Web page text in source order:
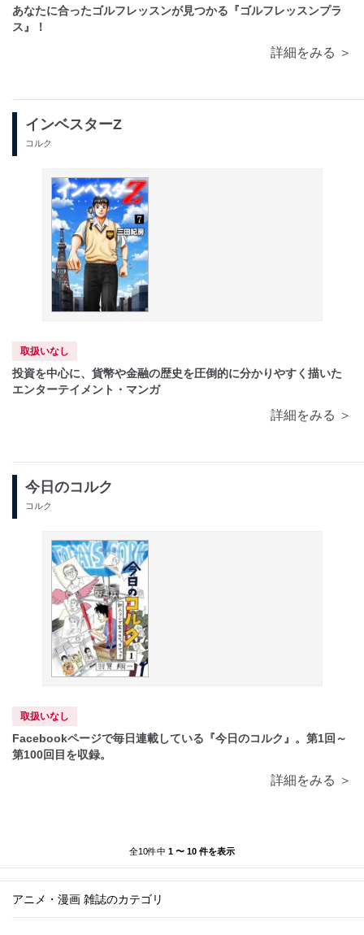
あなたに合ったゴルフレッスンが見つかる『ゴルフレッスンプラ
ス』！
詳細をみる ＞
インベスターZ
コルク
取扱いなし
投資を中心に、貨幣や金融の歴史を圧倒的に分かりやすく描いた
エンターテイメント・マンガ
詳細をみる ＞
今日のコルク
コルク
取扱いなし
Facebookページで毎日連載している『今日のコルク』。第1回～
第100回目を収録。
詳細をみる ＞
全10件中 1 〜 10 件を表示
アニメ・漫画 雑誌のカテゴリ